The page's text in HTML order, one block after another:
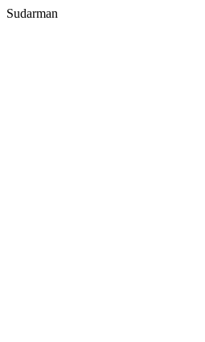
Sudarman